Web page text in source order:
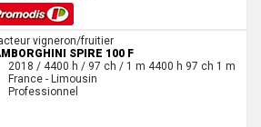
vigneron/fruitier
SPIRE 100 F
2018 / 4400 h / 97 ch / 1 m 4400 h 97 ch 1 m
France - Limousin
Professionnel